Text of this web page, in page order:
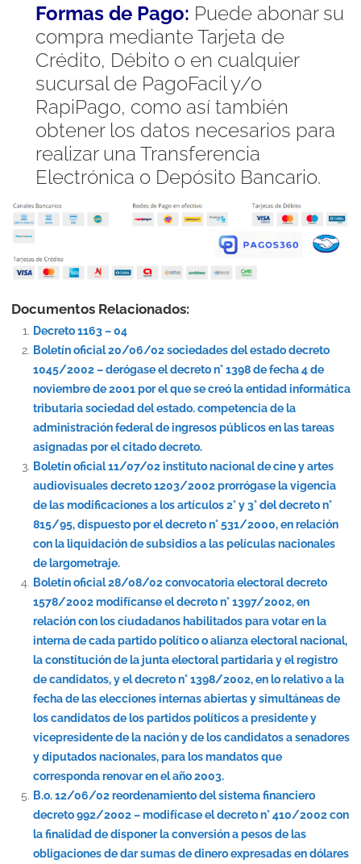
Formas de Pago: Puede abonar su
compra mediante Tarjeta de
Crédito, Débito o en cualquier
sucursal de PagoFacil y/o
RapiPago, como así también
obtener los datos necesarios para
realizar una Transferencia
Electrónica o Depósito Bancario.
Documentos Relacionados:
Decreto 1163 – 04
Boletín oficial 20/06/02 sociedades del estado decreto
1045/2002 – derógase el decreto n° 1398 de fecha 4 de
noviembre de 2001 por el que se creó la entidad informática
tributaria sociedad del estado. competencia de la
administración federal de ingresos públicos en las tareas
asignadas por el citado decreto.
Boletín oficial 11/07/02 instituto nacional de cine y artes
audiovisuales decreto 1203/2002 prorrógase la vigencia
de las modificaciones a los artículos 2° y 3° del decreto n°
815/95, dispuesto por el decreto n° 531/2000, en relación
con la liquidación de subsidios a las películas nacionales
de largometraje.
Boletín oficial 28/08/02 convocatoria electoral decreto
1578/2002 modifícanse el decreto n° 1397/2002, en
relación con los ciudadanos habilitados para votar en la
interna de cada partido político o alianza electoral nacional,
la constitución de la junta electoral partidaria y el registro
de candidatos, y el decreto n° 1398/2002, en lo relativo a la
fecha de las elecciones internas abiertas y simultáneas de
los candidatos de los partidos políticos a presidente y
vicepresidente de la nación y de los candidatos a senadores
y diputados nacionales, para los mandatos que
corresponda renovar en el año 2003.
B.o. 12/06/02 reordenamiento del sistema financiero
decreto 992/2002 – modifícase el decreto n° 410/2002 con
la finalidad de disponer la conversión a pesos de las
obligaciones de dar sumas de dinero expresadas en dólares